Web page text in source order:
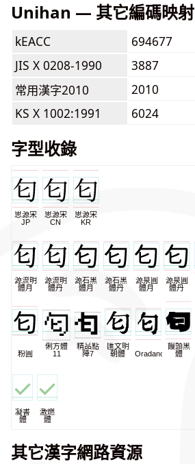
Unihan — 其它編碼映射
kEACC
694677
JIS X 0208-1990
3887
常用漢字2010
2010
KS X 1002:1991
6024
字型收錄
思源宋
JP
思源宋
CN
思源宋
KR
源流明
體月
源流明
體丹
源石黑
體月
源石黑
體丹
源泉圓
體月
源泉圓
體丹
粉圓
俐方體
11
精品點
陣7
匯文明
朝體
Oradano
饅頭黑
體
凝書
體
激燃
體
其它漢字網路資源